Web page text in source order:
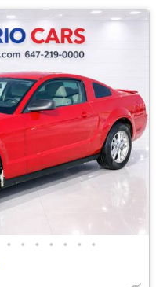
• • • • • • •